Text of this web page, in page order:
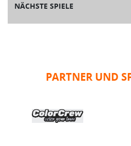
NÄCHSTE SPIELE
PARTNER UND